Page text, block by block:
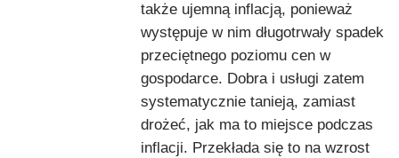
także ujemną inflacją, ponieważ
występuje w nim długotrwały spadek
przeciętnego poziomu cen w
gospodarce. Dobra i usługi zatem
systematycznie tanieją, zamiast
drożeć, jak ma to miejsce podczas
inflacji. Przekłada się to na wzrost